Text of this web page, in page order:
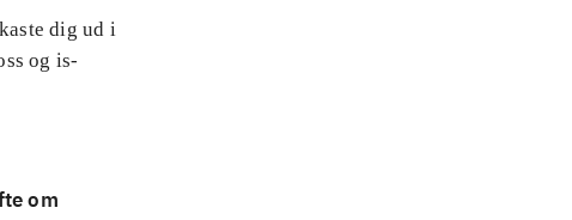
dig ud i
og is-
om